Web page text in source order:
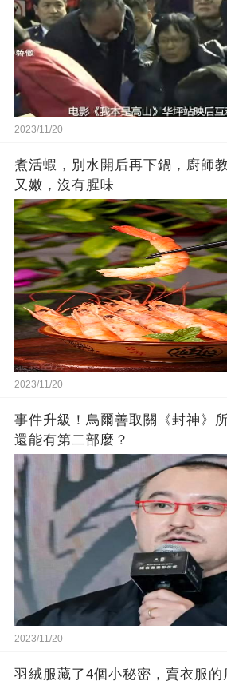
2023/11/20
煮活蝦，別水開后再下鍋，廚師
又嫩，沒有腥味
2023/11/20
事件升級！烏爾善取關《封神》
還能有第二部麼？
2023/11/20
羽絨服藏了4個小秘密，賣衣服的